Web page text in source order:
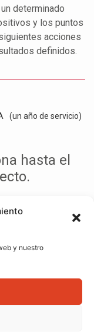
y nuestro
determinado
y los puntos
acciones
definidos.
(un año de servicio)
hasta el
de privacidad